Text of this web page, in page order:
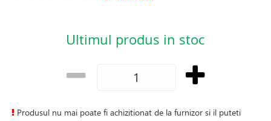
Ultimul produs in stoc
Produsul nu mai poate fi achizitionat de la furnizor si il puteti